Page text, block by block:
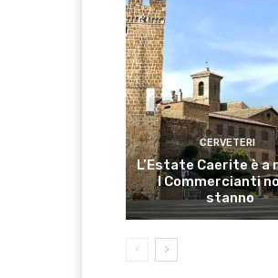
CERVETERI
L’Estate Caerite è a
I Commercianti
stanno